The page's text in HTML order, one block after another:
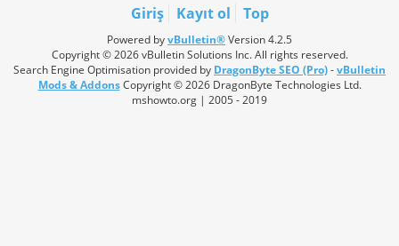
Giriş Kayıt ol Top
Powered byvBulletin®Version 4.2.5
Copyright © 2026 vBulletin Solutions Inc. All rights reserved.
Search Engine Optimisation provided by DragonByte SEO (Pro)-vBulletin
Mods & AddonsCopyright © 2026 DragonByte Technologies Ltd.
mshowto.org | 2005 - 2019